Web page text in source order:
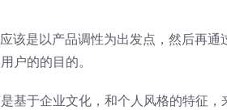
该是以产品调性为出发点，然后再
户的的目的。
基于企业文化，和个人风格的特征